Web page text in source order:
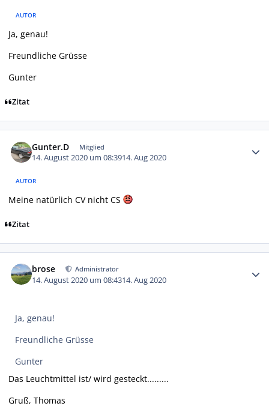
AUTOR
Ja, genau!
Freundliche Grüsse
Gunter
Zitat
Gunter.D Mitglied
14. August 2020 um 08:3914. Aug 2020
AUTOR
Meine natürlich CV nicht CS
Zitat
brose Administrator
14. August 2020 um 08:4314. Aug 2020
Ja, genau!
Freundliche Grüsse
Gunter
Das Leuchtmittel ist/ wird gesteckt.........
Gruß, Thomas